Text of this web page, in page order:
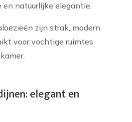
en natuurlijke elegantie.
zijn strak, modern
voor vochtige ruimtes
elegant en